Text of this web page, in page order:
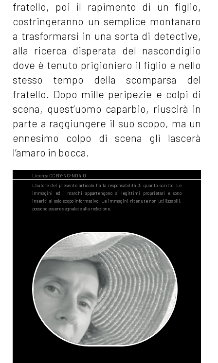
fratello, poi il rapimento di un figlio,
costringeranno un semplice montanaro
a trasformarsi in una sorta di detective,
alla ricerca disperata del nascondiglio
dove è tenuto prigioniero il figlio e nello
stesso tempo della scomparsa del
fratello. Dopo mille peripezie e colpi di
scena, quest’uomo caparbio, riuscirà in
parte a raggiungere il suo scopo, ma un
ennesimo colpo di scena gli lascerà
l’amaro in bocca.